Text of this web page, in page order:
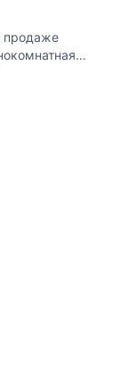
продаже
Москва,
А — одна из
МОПы,